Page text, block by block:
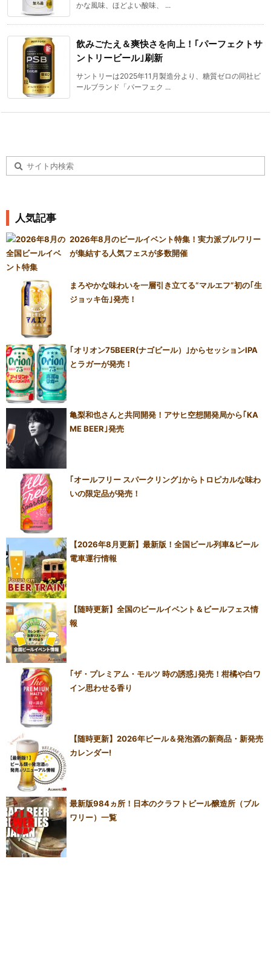
かな風味、ほどよい酸味、 ...
飲みごたえ＆爽快さを向上！｢パーフェクトサ
ントリービール｣刷新
サントリーは2025年11月製造分より、糖質ゼロの同社ビ
ールブランド「パーフェク ...
人気記事
2026年8月のビールイベント特集！実力派ブルワリー
が集結する人気フェスが多数開催
まろやかな味わいを一層引き立てる“マルエフ”初の｢生
ジョッキ缶｣発売！
｢オリオン75BEER(ナゴビール）｣からセッションIPA
とラガーが発売！
亀梨和也さんと共同開発！アサヒ空想開発局から｢KA
ME BEER｣発売
｢オールフリー スパークリング｣からトロピカルな味わ
いの限定品が発売！
【2026年8月更新】最新版！全国ビール列車&ビール
電車運行情報
【随時更新】全国のビールイベント＆ビールフェス情
報
｢ザ・プレミアム・モルツ 時の誘惑｣発売！柑橘や白ワ
イン思わせる香り
【随時更新】2026年ビール＆発泡酒の新商品・新発売
カレンダー!
最新版984ヵ所！日本のクラフトビール醸造所（ブル
ワリー）一覧